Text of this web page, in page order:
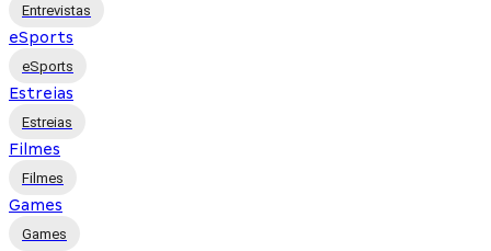
Entrevistas
eSports
eSports
Estreias
Estreias
Filmes
Filmes
Games
Games